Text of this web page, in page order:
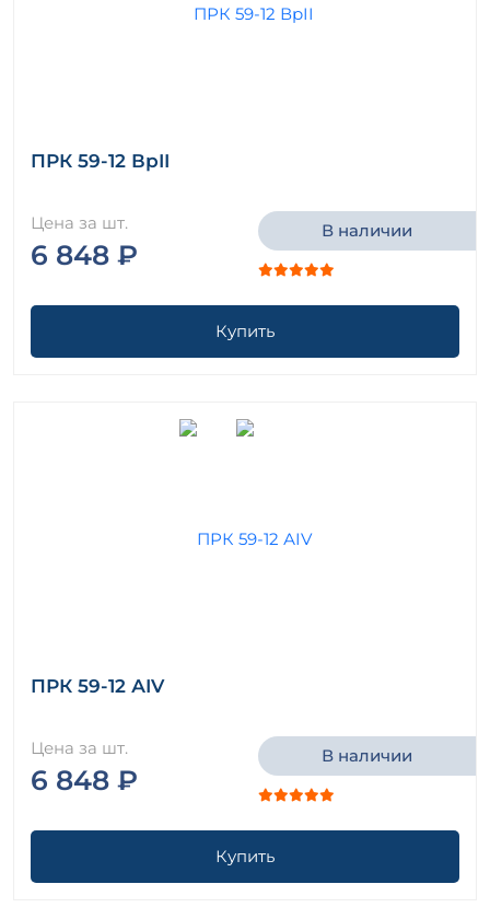
ПРК 59-12 ВрII
Цена за шт.
6 848 ₽
В наличии
Купить
ПРК 59-12 АIV
Цена за шт.
6 848 ₽
В наличии
Купить